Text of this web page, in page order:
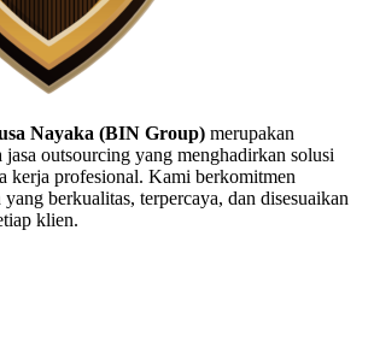
Nayaka (BIN Group) merupakan
jasa outsourcing yang menghadirkan solusi
kerja profesional. Kami berkomitmen
berkualitas, terpercaya, dan disesuaikan
klien.